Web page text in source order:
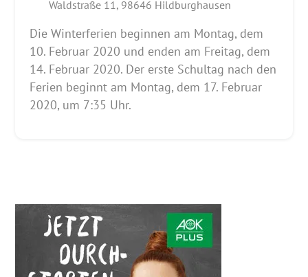
Waldstraße 11, 98646 Hildburghausen
Die Winterferien beginnen am Montag, dem
10. Februar 2020 und enden am Freitag, dem
14. Februar 2020. Der erste Schultag nach den
Ferien beginnt am Montag, dem 17. Februar
2020, um 7:35 Uhr.